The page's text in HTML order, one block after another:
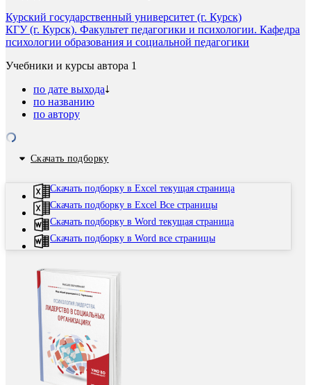
Курский государственный университет (г. Курск)
КГУ (г. Курск). Факультет педагогики и психологии. Кафедра
психологии образования и социальной педагогики
Учебники и курсы автора 1
по дате выхода
по названию
по автору
Скачать подборку
Скачать подборку в Excel текущая страница
Скачать подборку в Excel Все страницы
Скачать подборку в Word текущая страница
Скачать подборку в Word все страницы